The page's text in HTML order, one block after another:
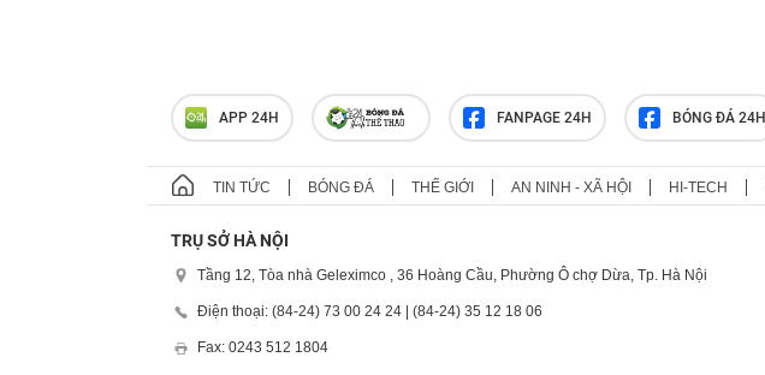
APP 24H FANPAGE 24H BÓNG ĐÁ 24H
TIN TỨC BÓNG ĐÁ THẾ GIỚI AN NINH - XÃ HỘI HI-TECH
TRỤ SỞ HÀ NỘI
Tầng 12, Tòa nhà Geleximco , 36 Hoàng Cầu, Phường Ô chợ Dừa, Tp. Hà Nội
Điện thoại: (84-24) 73 00 24 24 | (84-24) 35 12 18 06
Fax: 0243 512 1804